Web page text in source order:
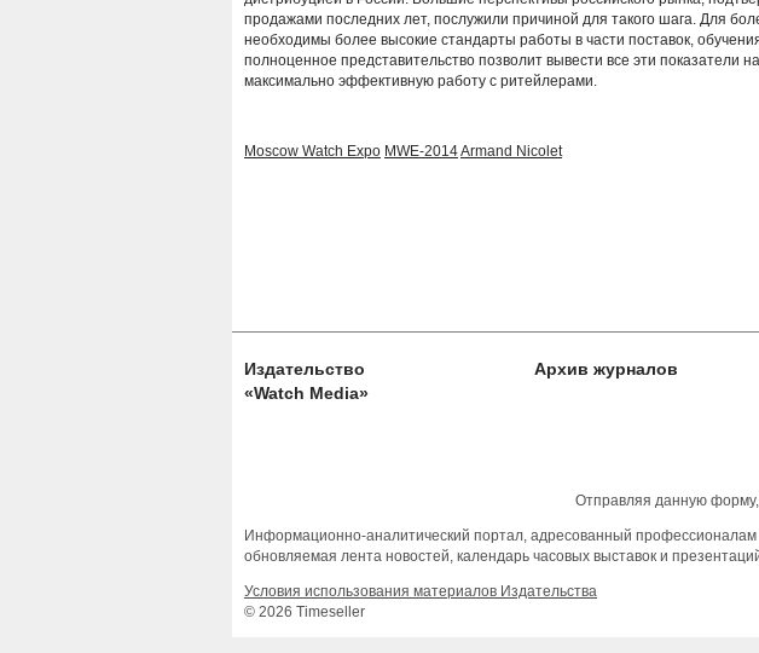
продажами последних лет, послужили причиной для такого шага. Для
необходимы более высокие стандарты работы в части поставок,
полноценное представительство позволит вывести все эти показатели
максимально эффективную работу с ритейлерами.
Moscow Watch Expo MWE-2014Armand Nicolet
Издательство
«Watch Media»
Архив журналов
Отправляя данную форму,
Информационно-аналитический портал, адресованный профессионалам
обновляемая лента новостей, календарь часовых выставок и
Условия использования материалов Издательства
© 2026 Timeseller